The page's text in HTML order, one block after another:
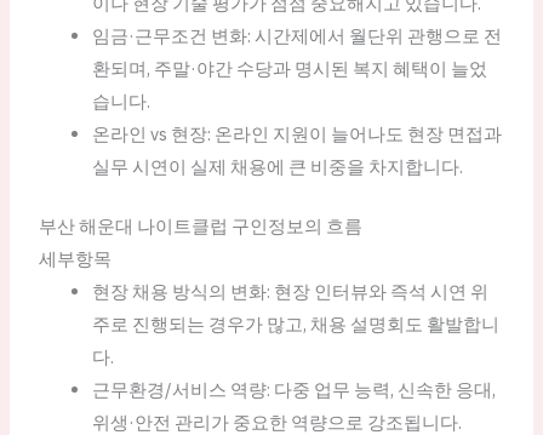
임금·근무조건 변화: 시간제에서 월단위 관행으로 전
환되며, 주말·야간 수당과 명시된 복지 혜택이 늘었
습니다.
온라인 vs 현장: 온라인 지원이 늘어나도 현장 면접과
실무 시연이 실제 채용에 큰 비중을 차지합니다.
부산 해운대 나이트클럽 구인정보의 흐름
세부항목
현장 채용 방식의 변화: 현장 인터뷰와 즉석 시연 위
주로 진행되는 경우가 많고, 채용 설명회도 활발합니
다.
근무환경/서비스 역량: 다중 업무 능력, 신속한 응대,
위생·안전 관리가 중요한 역량으로 강조됩니다.